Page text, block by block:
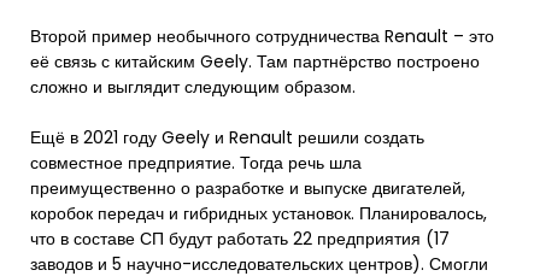
Второй пример необычного сотрудничества Renault – это
её связь с китайским Geely. Там партнёрство построено
сложно и выглядит следующим образом.
Ещё в 2021 году Geely и Renault решили создать
совместное предприятие. Тогда речь шла
преимущественно о разработке и выпуске двигателей,
коробок передач и гибридных установок. Планировалось,
что в составе СП будут работать 22 предприятия (17
заводов и 5 научно-исследовательских центров). Смогли